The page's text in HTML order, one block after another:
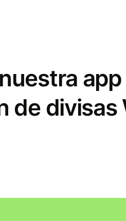
de divisas